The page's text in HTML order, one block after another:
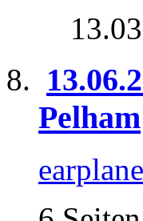
Pelham
earplane